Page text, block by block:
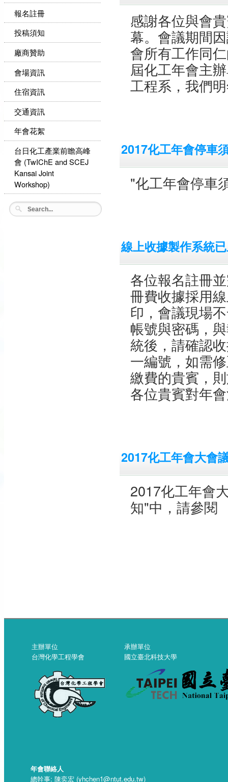
報名註冊
投稿須知
廠商贊助
會場資訊
住宿資訊
交通資訊
年會花絮
台日化工產業前瞻高峰
會 (TwIChE and SCEJ
Kansai Joint
Workshop)
感謝各位與會
幕。會議期間
會所有工作同
屆化工年會主
工程系，我們
2017化工年會停車
"化工年會停車
線上收據製作系統
各位報名註冊
冊費收據採用
印，會議現場
帳號與密碼，
統後，請確認
一編號，如需
繳費的貴賓，
各位貴賓對年
2017化工年會大會
2017化工年會
知"中，請參閱
主辦單位
台灣化學工程學會
承辦單位
國立臺北科技大學
年會聯絡人
總幹事: 陳奕宏 (yhchen1@ntut.edu.tw)